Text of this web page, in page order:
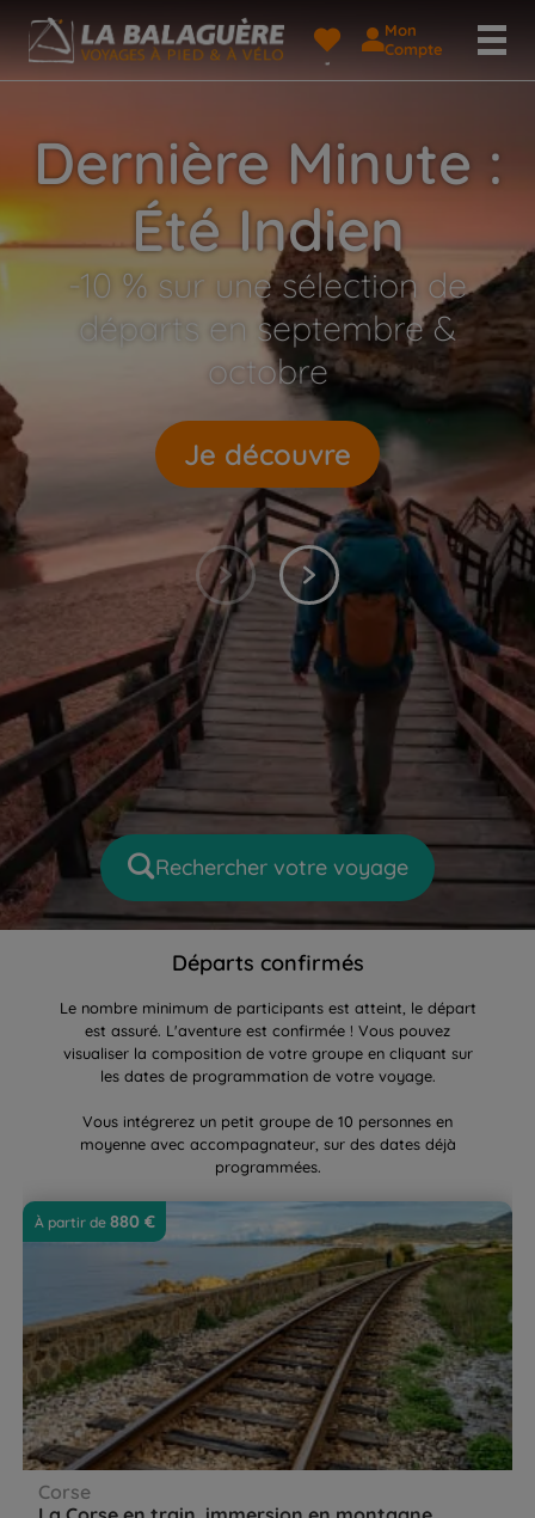
Mon
Compte
Dernière Minute :
Été Indien
-10 % sur une sélection de
départs en septembre &
octobre
Je découvre
Départs confirmés
Le nombre minimum de participants est atteint, le départ
est assuré. L'aventure est confirmée ! Vous pouvez
visualiser la composition de votre groupe en cliquant sur
les dates de programmation de votre voyage.
Vous intégrerez un petit groupe de 10 personnes en
moyenne avec accompagnateur, sur des dates déjà
programmées.
La Corse en train, immersion en montagne
À partir de 880 €
Corse